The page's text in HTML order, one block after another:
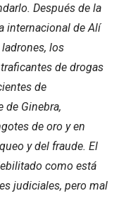
Después de la
internacional de Alí
los
de drogas
de
de Ginebra,
de oro y en
y del fraude. El
como está
judiciales, pero mal